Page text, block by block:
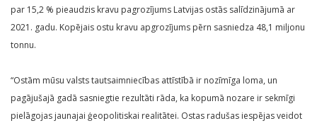
par 15,2 % pieaudzis kravu pagrozījums Latvijas ostās salīdzinājumā ar
2021. gadu. Kopējais ostu kravu apgrozījums pērn sasniedza 48,1 miljonu
tonnu.
“Ostām mūsu valsts tautsaimniecības attīstībā ir nozīmīga loma, un
pagājušajā gadā sasniegtie rezultāti rāda, ka kopumā nozare ir sekmīgi
pielāgojas jaunajai ģeopolitiskai realitātei. Ostas radušas iespējas veidot